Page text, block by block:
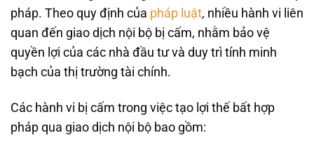
pháp. Theo quy định của pháp luật, nhiều hành vi liên
quan đến giao dịch nội bộ bị cấm, nhằm bảo vệ
quyền lợi của các nhà đầu tư và duy trì tính minh
bạch của thị trường tài chính.
Các hành vi bị cấm trong việc tạo lợi thế bất hợp
pháp qua giao dịch nội bộ bao gồm: